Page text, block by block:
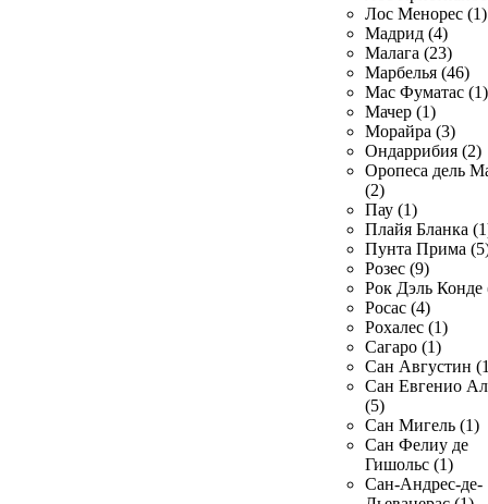
Лос Менорес (1)
Мадрид (4)
Малага (23)
Марбелья (46)
Мас Фуматас (1)
Мачер (1)
Морайра (3)
Ондаррибия (2)
Оропеса дель
(2)
Пау (1)
Плайя Бланка
Пунта Прима
Розес (9)
Рок Дэль Конде
Росас (4)
Рохалес (1)
Сагаро (1)
Сан Августин
Сан Евгенио
(5)
Сан Мигель (1)
Сан Фелиу де
Гишольс (1)
Сан-Андрес-де-